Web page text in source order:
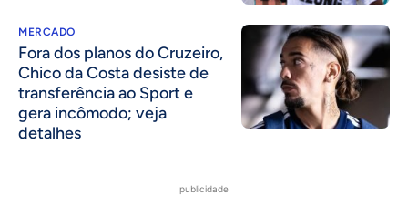
MERCADO
Fora dos planos do Cruzeiro,
Chico da Costa desiste de
transferência ao Sport e
gera incômodo; veja
detalhes
publicidade